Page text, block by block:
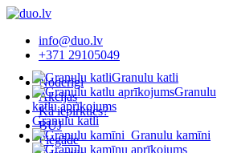
info@duo.lv
+371 29105049
Noderīgi
Akcijas
Kā iepirkties?
BUJ
Piegāde
Granulu katli
Granulu
katlu aprīkojums
Granulu katli
Granulu kamīni